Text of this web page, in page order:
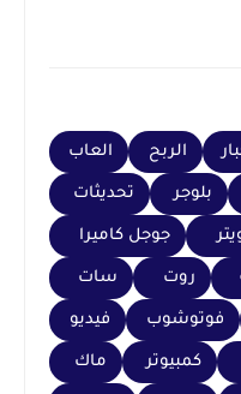
الربح العاب
بلوجر تحديثات
جوجل كاميرا
روت سات
فوتوشوب فيديو
كمبيوتر ماك